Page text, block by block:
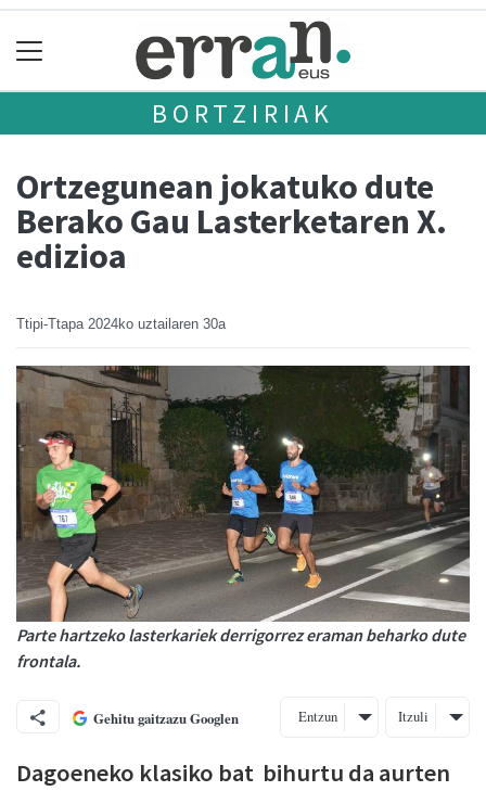
BORTZIRIAK
Ortzegunean jokatuko dute
Berako Gau Lasterketaren X.
edizioa
Ttipi-Ttapa 2024ko uztailaren 30a
Parte hartzeko lasterkariek derrigorrez eraman beharko dute
frontala.
Gehitu gaitzazu Googlen Entzun Itzuli
Dagoeneko klasiko bat bihurtu da aurten